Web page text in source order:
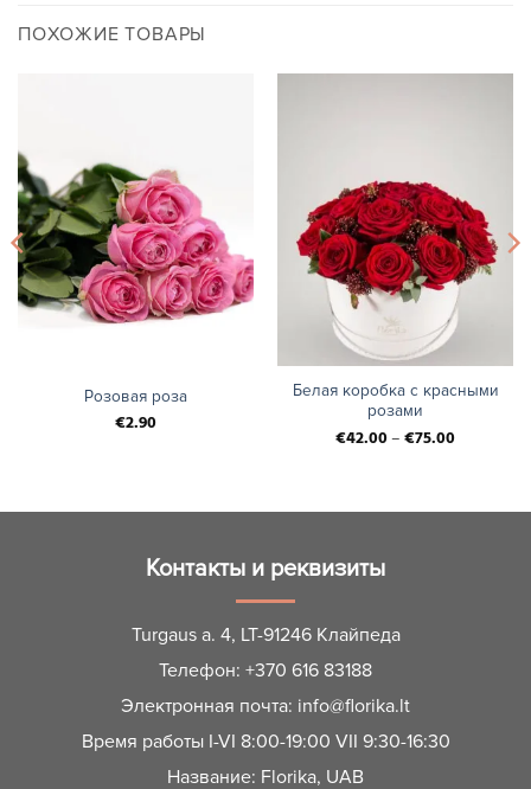
ПОХОЖИЕ ТОВАРЫ
Розовая роза
€2.90
Белая коробка с красными
розами
€42.00– €75.00
Контакты и реквизиты
Turgaus a. 4, LT-91246 Клайпеда
Телефон: +370 616 83188
Электронная почта: info@florika.lt
Время работы I-VI 8:00-19:00 VII 9:30-16:30
Название: Florika, UAB